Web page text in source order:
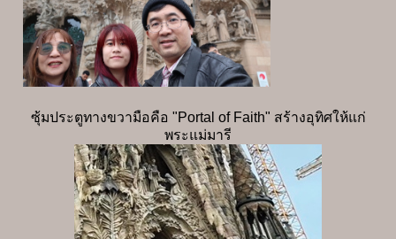
ซุ้มประตูทางขวามือคือ "Portal of Faith" สร้างอุทิศให้แก่
พระแม่มารี